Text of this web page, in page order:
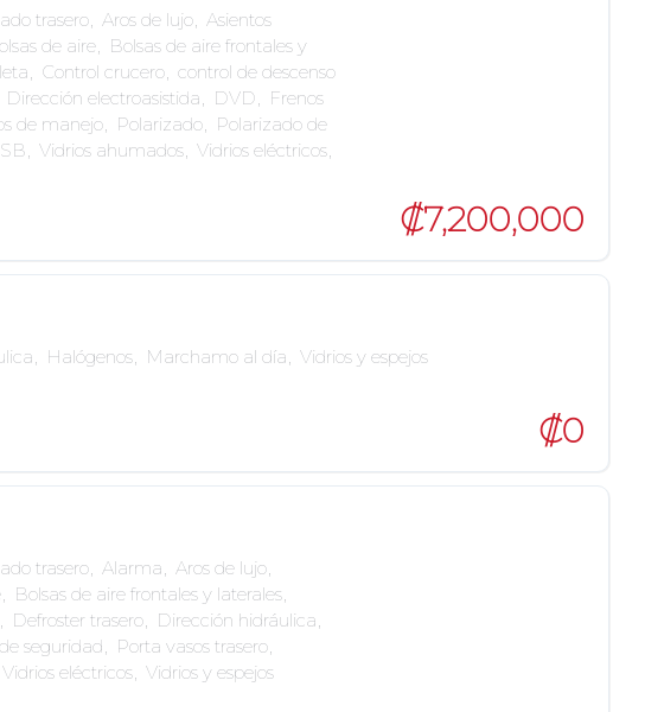
trasero Aros de lujo
Asientos
de aire
Bolsas de aire frontales y
Control crucero control de descenso
Dirección electroasistida DVD
Frenos
de manejo Polarizado
Polarizado de
Vidrios ahumados Vidrios eléctricos
₡7,200,000
Halógenos Marchamo al día
Vidrios y espejos
₡0
trasero, Alarma, Aros de lujo,
, Bolsas de aire frontales y laterales,
, Defroster trasero, Dirección hidráulica,
seguridad, Porta vasos trasero,
Vidrios eléctricos, Vidrios y espejos